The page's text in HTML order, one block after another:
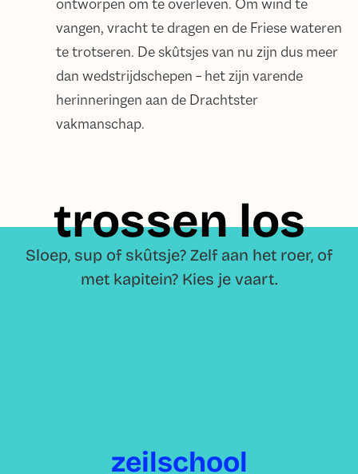
ontworpen om te overleven. Om wind te
vangen, vracht te dragen en de Friese wateren
te trotseren. De skûtsjes van nu zijn dus meer
dan wedstrijdschepen – het zijn varende
herinneringen aan de Drachtster
vakmanschap.
trossen los
Sloep, sup of skûtsje? Zelf aan het roer, of
met kapitein? Kies je vaart.
zeilschool